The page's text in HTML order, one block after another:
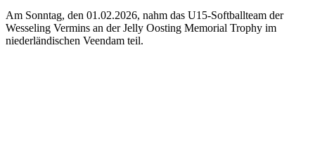
Am Sonntag, den 01.02.2026, nahm das U15-Softballteam der
Wesseling Vermins an der Jelly Oosting Memorial Trophy im
niederländischen Veendam teil.